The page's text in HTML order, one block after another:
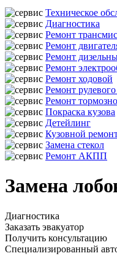
Техническое
Диагностика
Ремонт
Ремонт
Ремонт
Ремонт
Ремонт ходовой
Ремонт
Ремонт
Покраска кузова
Детейлинг
Кузовной
Замена стекол
Ремонт АКПП
Замена
Диагностика
Заказать эвакуатор
Получить консультацию
Специализированный